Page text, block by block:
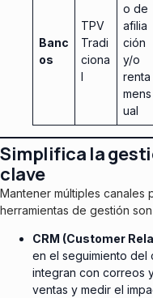
Banc
os
TPV
Tradi
ciona
l
o de
afilia
ción
y/o
renta
mens
ual
Simplifica la
clave
Mantener múltiples
herramientas de gestión
CRM (Customer
en el seguimiento del
integran con correos
ventas y medir el